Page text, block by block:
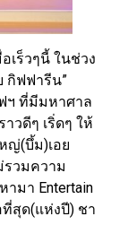
เร็วๆนี้ ในช่วง
กิฟฟารีน”
ฯ ที่มีมหาศาล
วดีๆ เริ่ดๆ ให้
ญ่(บึ้ม)เอย
รวมความ
มา Entertain
สุด(แห่งปี) ชา